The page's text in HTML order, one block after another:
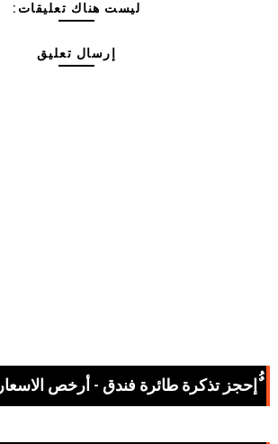
ليست هناك تعليقات:
إرسال تعليق
ٌُإحجز تذكرة طائرة فندق - أرخص الاسعار